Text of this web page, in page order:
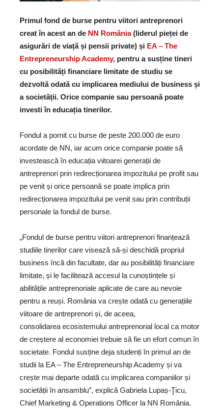
Primul fond de burse pentru viitori antreprenori
creat în acest an de NN România(liderul pieței de
asigurări de viață și pensii private) și EA – The
Entrepreneurship Academy, pentru a susține tineri
cu posibilități financiare limitate de studiu se
dezvoltă odată cu implicarea mediului de business și
a societății. Orice companie sau persoană poate
investi în educația tinerilor.
Fondul a pornit cu burse de peste 200.000 de euro
acordate de NN, iar acum orice companie poate să
investească în educația viitoarei generații de
antreprenori prin redirecționarea impozitului pe profit sau
pe venit și orice persoană se poate implica prin
redirecționarea impozitului pe venit sau prin contribuții
personale la fondul de burse.
„Fondul de burse pentru viitori antreprenori finanțează
studiile tinerilor care visează să-și deschidă propriul
business încă din facultate, dar au posibilități financiare
limitate, și le facilitează accesul la cunoștințele și
abilitățile antreprenoriale aplicate de care au nevoie
pentru a reuși. România va crește odată cu generațiile
viitoare de antreprenori și, de aceea,
consolidarea ecosistemului antreprenorial local ca motor
de creștere al economiei trebuie să fie un efort comun în
societate. Fondul susține deja studenți în primul an de
studii la EA – The Entrepreneurship Academy și va
crește mai departe odată cu implicarea companiilor și
societății în ansamblu”, explică Gabriela Lupaș-Ţicu,
Chief Marketing & Operations Officer la NN România.